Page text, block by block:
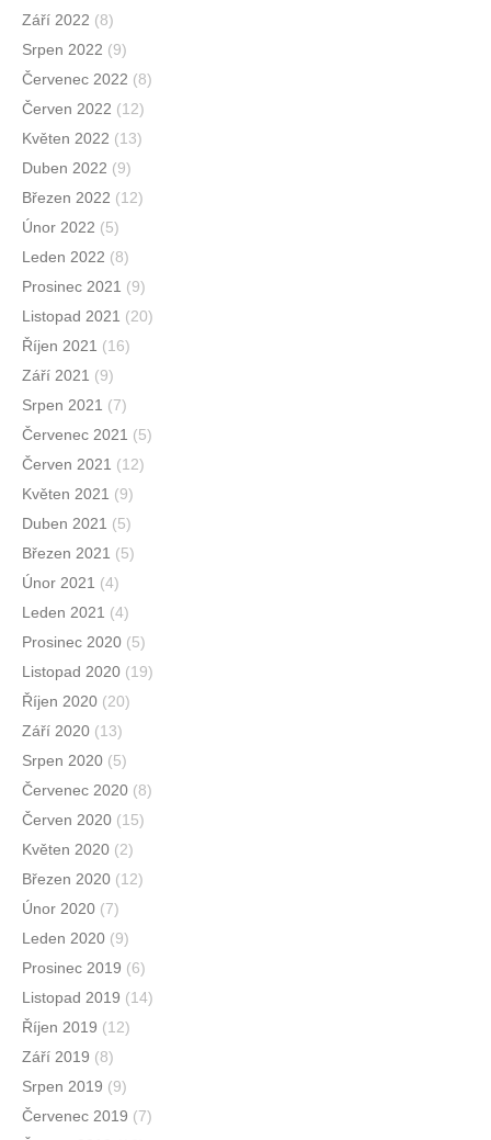
Září 2022 (8)
Srpen 2022 (9)
Červenec 2022 (8)
Červen 2022 (12)
Květen 2022 (13)
Duben 2022 (9)
Březen 2022 (12)
Únor 2022 (5)
Leden 2022 (8)
Prosinec 2021 (9)
Listopad 2021 (20)
Říjen 2021 (16)
Září 2021 (9)
Srpen 2021 (7)
Červenec 2021 (5)
Červen 2021 (12)
Květen 2021 (9)
Duben 2021 (5)
Březen 2021 (5)
Únor 2021 (4)
Leden 2021 (4)
Prosinec 2020 (5)
Listopad 2020 (19)
Říjen 2020 (20)
Září 2020 (13)
Srpen 2020 (5)
Červenec 2020 (8)
Červen 2020 (15)
Květen 2020 (2)
Březen 2020 (12)
Únor 2020 (7)
Leden 2020 (9)
Prosinec 2019 (6)
Listopad 2019 (14)
Říjen 2019 (12)
Září 2019 (8)
Srpen 2019 (9)
Červenec 2019 (7)